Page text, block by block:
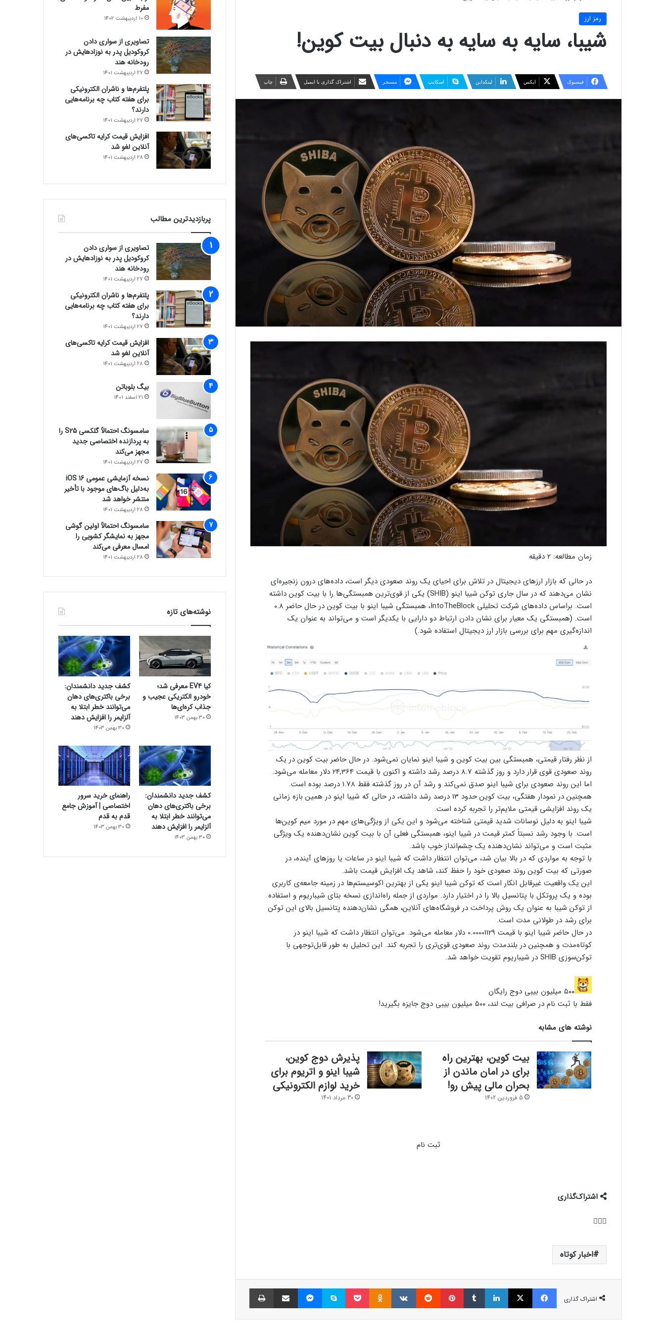
رمز ارز
شیبا، سایه به سایه به دنبال بیت کوین!
فیسبوک ایکس لینکداین اسکایپ مسنجر اشتراک گذاری با ایمیل چاپ
زمان مطالعه: 2 دقیقه
در حالی که بازار ارزهای دیجیتال در تلاش برای احیای یک روند صعودی دیگر است، داده‌های درون زنجیره‌ای
نشان می‌دهند که در سال جاری توکن شیبا اینو (SHIB) یکی از قوی‌ترین همبستگی‌ها را با بیت کوین داشته
است. براساس داده‌های شرکت تحلیلی IntoTheBlock، همبستگی شیبا اینو با بیت کوین در حال حاضر 0.8
است. (همبستگی یک معیار برای نشان دادن ارتباط دو دارایی با یکدیگر است و می‌تواند به عنوان یک
اندازه‌گیری مهم برای بررسی بازار ارز دیجیتال استفاده شود.)
از نظر رفتار قیمتی، همبستگی بین بیت کوین و شیبا اینو نمایان نمی‌شود. در حال حاضر بیت کوین در یک
روند صعودی قوی قرار دارد و روز گذشته 8.7 درصد رشد داشته و اکنون با قیمت 24,364 دلار معامله می‌شود.
اما این روند صعودی برای شیبا اینو صدق نمی‌کند و رشد آن در روز گذشته فقط 1.78 درصد بوده است.
همچنین در نمودار هفتگی، بیت کوین حدود 13 درصد رشد داشته، در حالی که شیبا اینو در همین بازه زمانی
یک روند افزایشی قیمتی ملایم‌تر را تجربه کرده است.
شیبا اینو به دلیل نوسانات شدید قیمتی شناخته می‌شود و این یکی از ویژگی‌های مهم در مورد میم‌ کوین‌ها
است. با وجود رشد نسبتاً کمتر قیمت در شیبا اینو، همبستگی فعلی آن با بیت کوین نشان‌دهنده یک ویژگی
مثبت است و می‌تواند نشان‌دهنده یک چشم‌انداز خوب باشد.
با توجه به مواردی که در بالا بیان شد، می‌توان انتظار داشت که شیبا اینو در ساعات یا روزهای آینده، در
صورتی که بیت ‌کوین روند صعودی خود را حفظ کند، شاهد یک افزایش قیمت باشد.
این یک واقعیت غیرقابل انکار است که توکن شیبا اینو یکی از بهترین اکوسیستم‌ها در زمینه جامعه‌ی کاربری
بوده و یک پروتکل با پتانسیل بالا را در اختیار دارد. مواردی از جمله راه‌اندازی نسخه بتای شیباریوم و استفاده
از توکن شیبا به عنوان یک روش پرداخت در فروشگاه‌های آنلاین، همگی نشان‌دهنده پتانسیل بالای این توکن
برای رشد در طولانی مدت است.
در حال حاضر شیبا اینو با قیمت 0.00001129 دلار معامله می‌شود. می‌توان انتظار داشت که شیبا اینو در
کوتاه‌مدت و همچنین در بلندمدت روند صعودی قوی‌تری را تجربه کند. این تحلیل به طور قابل‌توجهی با
توکن‌سوزی SHIB در شیباریوم تقویت خواهد شد.
۵۰۰ میلیون بیبی دوج رایگان
فقط با ثبت نام در صرافی بیت لند، ۵۰۰ میلیون بیبی دوج جایزه بگیرید!
نوشته های مشابه
بیت کوین، بهترین راه
برای در امان ماندن از
بحران مالی پیش رو!
5 فروردین 1402
پذیرش دوج کوین،
شیبا اینو و اتریوم برای
خرید لوازم الکترونیکی
30 مرداد 1401
ثبت نام
اشتراک‌گذاری
اخبار کوتاه
اشتراک گذاری
فیسبوک ایکس لینکداین تامبلر پینتریست Reddit
VKontakte
Odnoklassniki پاکت اسکایپ مسنجر اشتراک گذاری با ایمیل
ارسال پیام هشداردهنده با سوزاندن اتریوم؛
درخواست ایلان ماسک برای بررسی فورت
ناکس؛ بحران طلا به سود بیت‌کوین تمام
می‌شود؟
سرمایه‌گذاران سازمانی در حال انباشت کاردانو!
نشانه‌ای از تغییر روند قیمت ADA؟
قیمت همه را غافلگیر خواهد کرد!
HyperEVM؛ صعود به ۳۰ دلار نزدیک است؟
مفرط
10 اردیبهشت 1402
تصاویری از سواری دادن
کروکودیل پدر به نوزادهایش در
رودخانه هند
27 اردیبهشت 1401
پلتفرم‌ها و ناشران الکترونیکی
برای هفته کتاب چه برنامه‌هایی
دارند؟
27 اردیبهشت 1401
افزایش قیمت کرایه تاکسی‌های
آنلاین لغو شد
28 اردیبهشت 1401
پربازدیدترین مطالب
تصاویری از سواری دادن
کروکودیل پدر به نوزادهایش در
رودخانه هند
27 اردیبهشت 1401
پلتفرم‌ها و ناشران الکترونیکی
برای هفته کتاب چه برنامه‌هایی
دارند؟
27 اردیبهشت 1401
افزایش قیمت کرایه تاکسی‌های
آنلاین لغو شد
28 اردیبهشت 1401
بیگ بلوباتن
21 اسفند 1401
سامسونگ احتمالاً گلکسی S25 را
به پردازنده اختصاصی جدید
مجهز می‌کند
27 اردیبهشت 1401
نسخه آزمایشی عمومی iOS 16
به‌دلیل باگ‌های موجود با تأخیر
منتشر خواهد شد
28 اردیبهشت 1401
سامسونگ احتمالاً اولین گوشی
مجهز به نمایشگر کشویی را
امسال معرفی می‌کند
28 اردیبهشت 1401
نوشته‌های تازه
کیا EV4 معرفی شد؛
خودرو الکتریکی عجیب و
جذاب کره‌ای‌ها
30 بهمن 1403
کشف جدید دانشمندان:
برخی باکتری‌های دهان
می‌توانند خطر ابتلا به
آلزایمر را افزایش دهند
30 بهمن 1403
کشف جدید دانشمندان:
برخی باکتری‌های دهان
می‌توانند خطر ابتلا به
آلزایمر را افزایش دهند
30 بهمن 1403
راهنمای خرید سرور
اختصاصی | آموزش جامع
قدم به قدم
30 بهمن 1403